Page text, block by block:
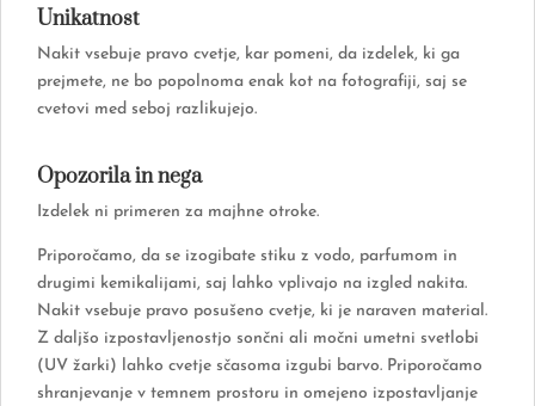
Unikatnost
Nakit vsebuje pravo cvetje, kar pomeni, da izdelek, ki ga
prejmete, ne bo popolnoma enak kot na fotografiji, saj se
cvetovi med seboj razlikujejo.
Opozorila in nega
Izdelek ni primeren za majhne otroke.
Priporočamo, da se izogibate stiku z vodo, parfumom in
drugimi kemikalijami, saj lahko vplivajo na izgled nakita.
Nakit vsebuje pravo posušeno cvetje, ki je naraven material.
Z daljšo izpostavljenostjo sončni ali močni umetni svetlobi
(UV žarki) lahko cvetje sčasoma izgubi barvo. Priporočamo
shranjevanje v temnem prostoru in omejeno izpostavljanje